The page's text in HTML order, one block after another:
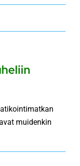
muidenkin